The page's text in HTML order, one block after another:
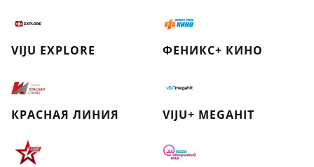
VIJU EXPLORE ФЕНИКС+ КИНО
КРАСНАЯ ЛИНИЯ VIJU+ MEGAHIT